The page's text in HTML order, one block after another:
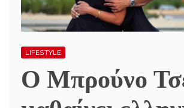
LIFESTYLE
Ο Μπρούνο